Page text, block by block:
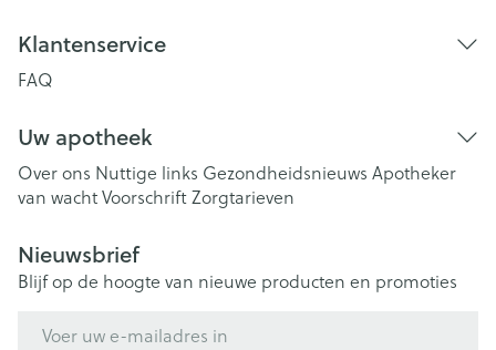
Klantenservice
FAQ
Uw apotheek
Over ons Nuttige links Gezondheidsnieuws Apotheker
van wachtVoorschriftZorgtarieven
Nieuwsbrief
Blijf op de hoogte van nieuwe producten en promoties